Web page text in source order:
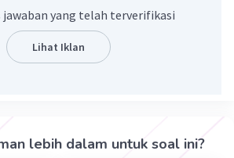
Level 64
jawaban yang telah terverifikasi
Lihat Iklan
lebih dalam untuk soal ini?